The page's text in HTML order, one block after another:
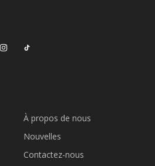
À propos de nous
Nouvelles
Contactez-nous